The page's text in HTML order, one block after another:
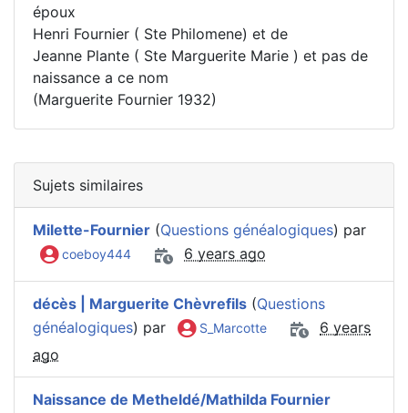
époux
Henri Fournier ( Ste Philomene) et de
Jeanne Plante ( Ste Marguerite Marie ) et pas de
naissance a ce nom
(Marguerite Fournier 1932)
Sujets similaires
Milette-Fournier (Questions généalogiques) par
coeboy444 6 years ago
décès | Marguerite Chèvrefils (Questions
généalogiques) par S_Marcotte
6 years
ago
Naissance de Metheldé/Mathilda Fournier